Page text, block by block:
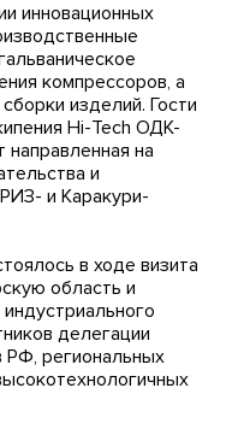
инновационных
компрессоров, а
изделий. Гости
Hi-Tech ОДК-
направленная на
и
и Каракури-
в ходе визита
область и
делегации
РФ, региональных